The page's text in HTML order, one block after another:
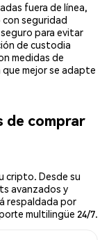
fuera de línea,
con seguridad
para evitar
de custodia
medidas de
mejor se adapte
de comprar
cripto. Desde su
avanzados y
respaldada por
multilingüe 24/7.